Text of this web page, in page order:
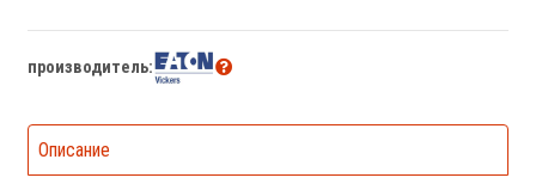
производитель:
Описание